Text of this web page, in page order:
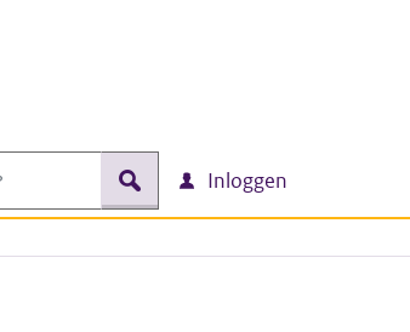
zoek Inloggen